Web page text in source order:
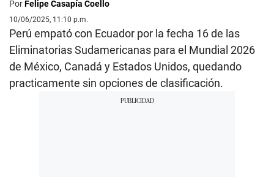
PorFelipe Casapía Coello
10/06/2025, 11:10 p.m.
Perú empató con Ecuador por la fecha 16 de las
Eliminatorias Sudamericanas para el Mundial 2026
de México, Canadá y Estados Unidos, quedando
practicamente sin opciones de clasificación.